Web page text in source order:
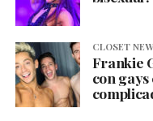
CLOSET
Frankie
con